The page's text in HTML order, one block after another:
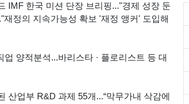
IMF 한국 미션 단장 브리핑..."경제 성장 둔
정의 지속가능성 확보 '재정 앵커' 도입해
양적분석...바리스타 · 플로리스트 등 대
업부 R&D 과제 55개...“막무가내 삭감에